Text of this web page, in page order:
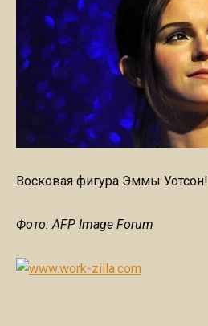
Восковая фигура Эммы Уотсон!
Фото: AFP Image Forum